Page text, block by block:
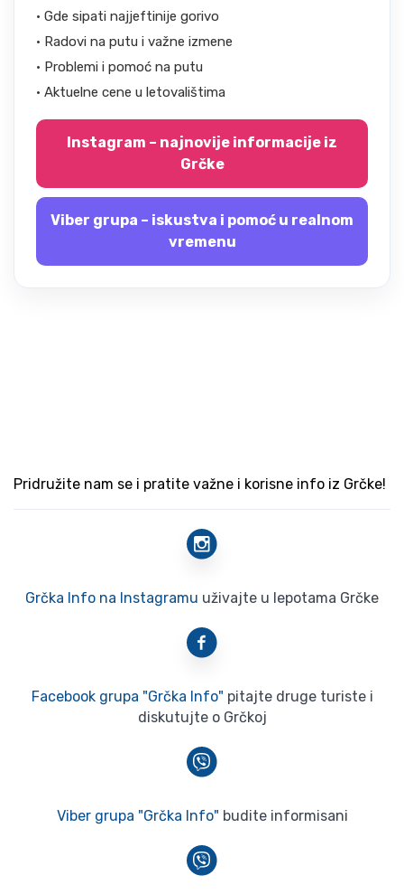
• Gde sipati najjeftinije gorivo
• Radovi na putu i važne izmene
• Problemi i pomoć na putu
• Aktuelne cene u letovalištima
Instagram – najnovije informacije iz
Grčke
Viber grupa – iskustva i pomoć u realnom
vremenu
Pridružite nam se i pratite važne i korisne info iz Grčke!
Grčka Info na Instagramu uživajte u lepotama Grčke
Facebook grupa "Grčka Info" pitajte druge turiste i
diskutujte o Grčkoj
Viber grupa "Grčka Info" budite informisani